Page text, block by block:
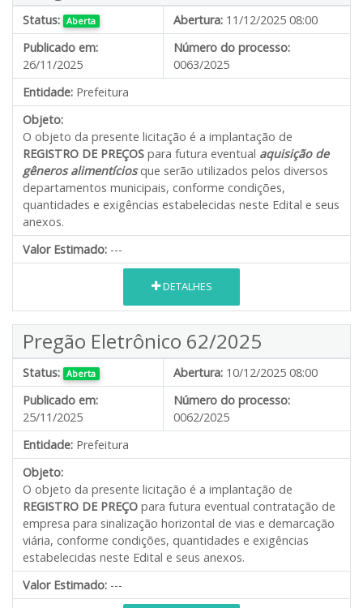
Status: Aberta Abertura: 11/12/2025 08:00
Publicado em:
26/11/2025
Número do processo:
0063/2025
Entidade: Prefeitura
Objeto:
O objeto da presente licitação é a implantação de
REGISTRO DE PREÇOS para futura eventual aquisição de
gêneros alimentíciosque serão utilizados pelos diversos
departamentos municipais, conforme condições,
quantidades e exigências estabelecidas neste Edital e seus
anexos.
Valor Estimado: ---
DETALHES
Pregão Eletrônico 62/2025
Status: Aberta Abertura: 10/12/2025 08:00
Publicado em:
25/11/2025
Número do processo:
0062/2025
Entidade: Prefeitura
Objeto:
O objeto da presente licitação é a implantação de
REGISTRO DE PREÇO para futura eventual contratação de
empresa para sinalização horizontal de vias e demarcação
viária, conforme condições, quantidades e exigências
estabelecidas neste Edital e seus anexos.
Valor Estimado: ---